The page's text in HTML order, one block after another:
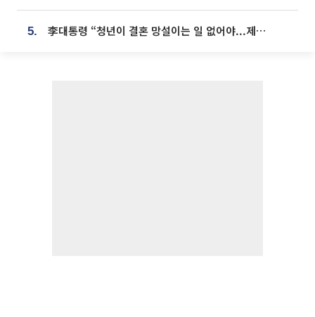
5. 李대통령 “청년이 결혼 망설이는 일 없어야...제도상 불이익 조사”